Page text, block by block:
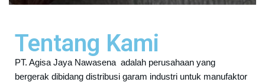
Tentang Kami
PT. Agisa Jaya Nawasena adalah perusahaan yang
bergerak dibidang distribusi garam industri untuk manufaktor